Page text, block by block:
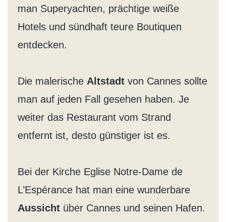
man Superyachten, prächtige weiße
Hotels und sündhaft teure Boutiquen
entdecken.
Die malerische Altstadt von Cannes sollte
man auf jeden Fall gesehen haben. Je
weiter das Restaurant vom Strand
entfernt ist, desto günstiger ist es.
Bei der Kirche Eglise Notre-Dame de
L’Espérance hat man eine wunderbare
Aussicht über Cannes und seinen Hafen.